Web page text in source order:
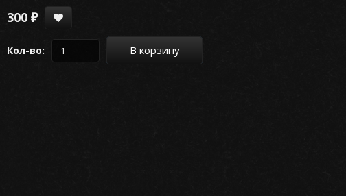
300 ₽
Кол-во: В корзину